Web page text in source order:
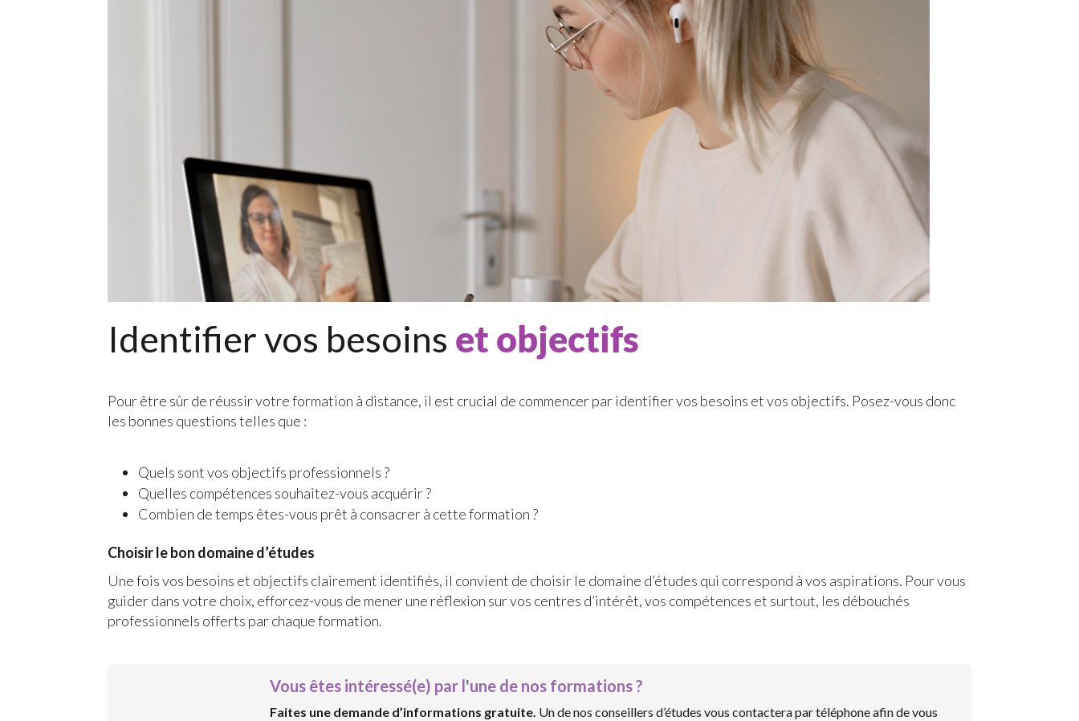
Identifier vos besoins et objectifs
Pour être sûr de réussir votre formation à distance, il est crucial de commencer par identifier vos besoins et vos objectifs. Posez-vous donc
les bonnes questions telles que :
Quels sont vos objectifs professionnels ?
Quelles compétences souhaitez-vous acquérir ?
Combien de temps êtes-vous prêt à consacrer à cette formation ?
Choisir le bon domaine d’études
Une fois vos besoins et objectifs clairement identifiés, il convient de choisir le domaine d’études qui correspond à vos aspirations. Pour vous
guider dans votre choix, efforcez-vous de mener une réflexion sur vos centres d’intérêt, vos compétences et surtout, les débouchés
professionnels offerts par chaque formation.
Vous êtes intéressé(e) par l'une de nos formations ?
Faites une demande d’informations gratuite. Un de nos conseillers d’études vous contactera par téléphone afin de vous